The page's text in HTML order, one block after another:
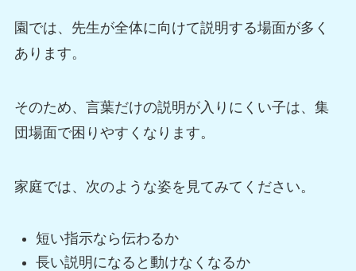
園では、先生が全体に向けて説明する場面が多く
あります。
そのため、言葉だけの説明が入りにくい子は、集
団場面で困りやすくなります。
家庭では、次のような姿を見てみてください。
短い指示なら伝わるか
長い説明になると動けなくなるか